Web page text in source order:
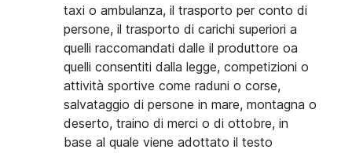
taxi o ambulanza, il trasporto per conto di
persone, il trasporto di carichi superiori a
quelli raccomandati dalle il produttore oa
quelli consentiti dalla legge, competizioni o
attività sportive come raduni o corse,
salvataggio di persone in mare, montagna o
deserto, traino di merci o di ottobre, in
base al quale viene adottato il testo